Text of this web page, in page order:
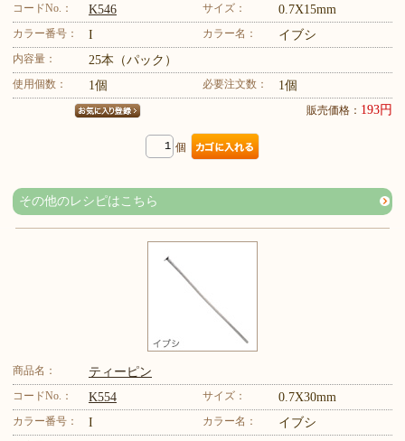
コードNo.： K546 サイズ： 0.7X15mm
カラー番号： I カラー名： イブシ
内容量： 25本（パック）
使用個数： 1個 必要注文数： 1個
販売価格： 193円
個
その他のレシピはこちら
商品名： ティーピン
コードNo.： K554 サイズ： 0.7X30mm
カラー番号： I カラー名： イブシ